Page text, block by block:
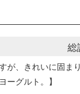
総
が、きれいに固
ーグルト。】